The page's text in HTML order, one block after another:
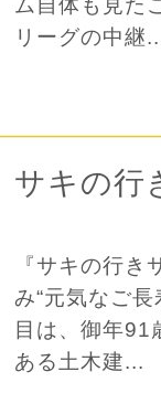
リーグの中継
サキの行
『サキの行
み“元気なご
目は、御年91
ある土木建...